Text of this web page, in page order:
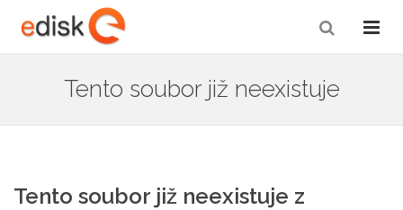
Tento soubor již neexistuje
Tento soubor již neexistuje z